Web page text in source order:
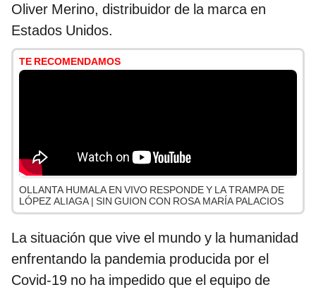
Oliver Merino, distribuidor de la marca en
Estados Unidos.
TE RECOMENDAMOS
OLLANTA HUMALA EN VIVO RESPONDE Y LA TRAMPA DE
LÓPEZ ALIAGA | SIN GUION CON ROSA MARÍA PALACIOS
La situación que vive el mundo y la humanidad
enfrentando la pandemia producida por el
Covid-19 no ha impedido que el equipo de